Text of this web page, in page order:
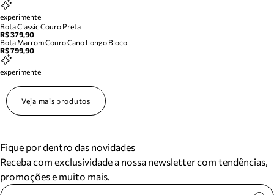
experimente
Bota Classic Couro Preta
R$ 379,90
Bota Marrom Couro Cano Longo Bloco
R$ 799,90
experimente
Veja mais produtos
Fique por dentro das novidades
Receba com exclusividade a nossa newsletter com tendências,
promoções e muito mais.